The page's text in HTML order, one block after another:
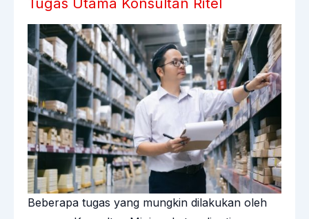
Beberapa tugas yang mungkin dilakukan oleh